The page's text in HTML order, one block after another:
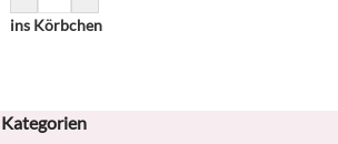
ins Körbchen
Kategorien